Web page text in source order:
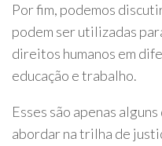
Por fim, podemos
podem ser utilizadas
direitos humanos em
educação e trabalho.
Esses são apenas
abordar na trilha de